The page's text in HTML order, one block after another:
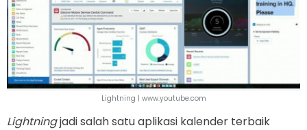
Lightning | www.youtube.com
Lightningjadi salah satu aplikasi kalender terbaik